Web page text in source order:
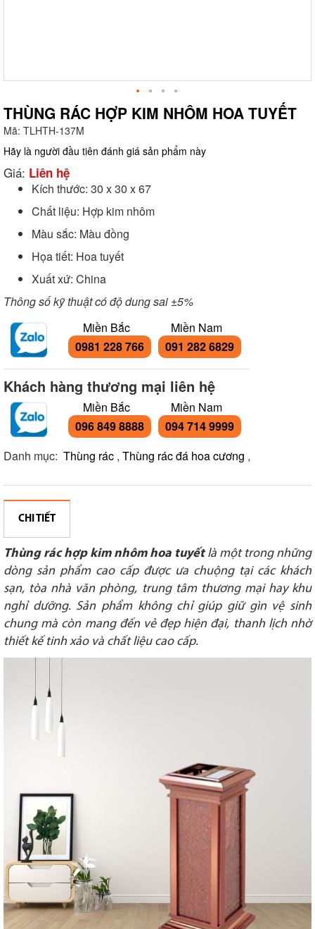
THÙNG RÁC HỢP KIM NHÔM HOA TUYẾT
Mã: TLHTH-137M
Hãy là người đầu tiên đánh giá sản phẩm này
Giá: Liên hệ
Kích thước: 30 x 30 x 67
Chất liệu: Hợp kim nhôm
Màu sắc: Màu đồng
Họa tiết: Hoa tuyết
Xuất xứ: China
Thông số kỹ thuật có độ dung sai ±5%
Miền Bắc
0981 228 766
Miền Nam
091 282 6829
Khách hàng thương mại liên hệ
Miền Bắc
096 849 8888
Miền Nam
094 714 9999
Danh mục: Thùng rác , Thùng rác đá hoa cương ,
CHI TIẾT
Thùng rác hợp kim nhôm hoa tuyếtlà một trong những
dòng sản phẩm cao cấp được ưa chuộng tại các khách
sạn, tòa nhà văn phòng, trung tâm thương mại hay khu
nghỉ dưỡng. Sản phẩm không chỉ giúp giữ gìn vệ sinh
chung mà còn mang đến vẻ đẹp hiện đại, thanh lịch nhờ
thiết kế tinh xảo và chất liệu cao cấp.